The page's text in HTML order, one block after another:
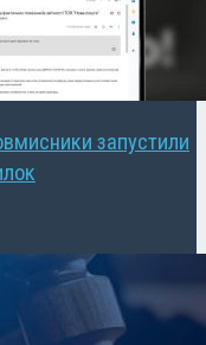
запустили